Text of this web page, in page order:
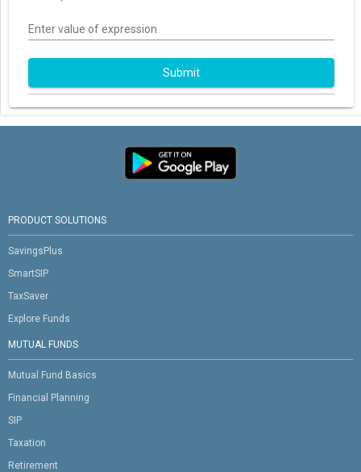
Enter value of expression
Submit
PRODUCT SOLUTIONS
SavingsPlus
SmartSIP
TaxSaver
Explore Funds
MUTUAL FUNDS
Mutual Fund Basics
Financial Planning
SIP
Taxation
Retirement